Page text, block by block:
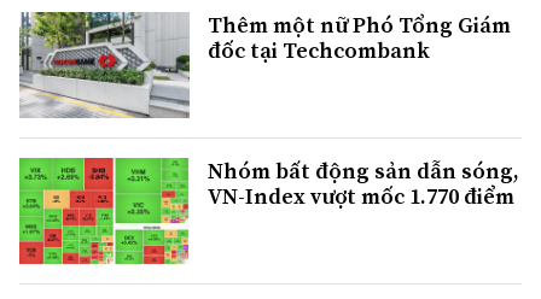
Thêm một nữ Phó Tổng Giám
đốc tại Techcombank
Nhóm bất động sản dẫn sóng,
VN-Index vượt mốc 1.770 điểm